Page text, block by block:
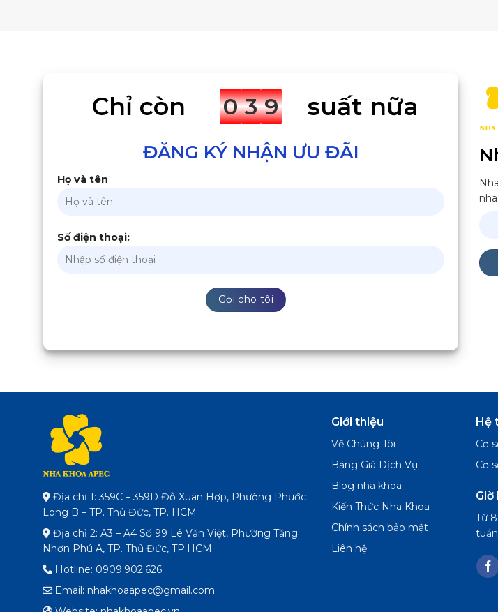
Chỉ còn 0 3 9 suất nữa
ĐĂNG KÝ NHẬN ƯU ĐÃI
Họ và tên
Số điện thoại:
Địa chỉ 1: 359C – 359D Đỗ Xuân Hợp, Phường Phước
Long B – TP. Thủ Đức, TP. HCM
Địa chỉ 2: A3 – A4 Số 99 Lê Văn Việt, Phường Tăng
Nhơn Phú A, TP. Thủ Đức, TP.HCM
Hotline: 0909.902.626
Email: nhakhoaapec@gmail.com
Giới thiệu
Về Chúng Tôi
Bảng Giá Dịch Vụ
Blog nha khoa
Kiến Thức Nha Khoa
Chính sách bảo mật
Liên hệ
Hệ
Cơ
Cơ
Giờ
Từ
tuần